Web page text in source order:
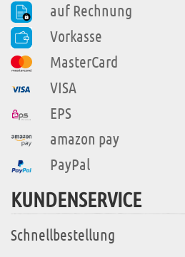
auf Rechnung
Vorkasse
MasterCard
VISA
EPS
amazon pay
PayPal
KUNDENSERVICE
Schnellbestellung